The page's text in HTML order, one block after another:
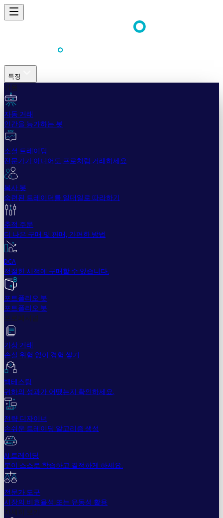
특징
쉬움
자동 거래
인간을 능가하는 봇
소셜 트레이딩
전문가가 아니어도 프로처럼 거래하세요
복사 봇
숙련된 트레이더를 일대일로 따라하기
추적 주문
더 나은 구매 및 판매, 간편한 방법
DCA
적절한 시점에 구매할 수 있습니다.
포트폴리오 봇
포트폴리오 봇
프로페셔널
가상 거래
손실 위험 없이 경험 쌓기
백테스팅
귀하의 성과가 어땠는지 확인하세요.
전략 디자이너
손쉬운 트레이딩 알고리즘 생성
AI 트레이딩
봇이 스스로 학습하고 결정하게 하세요.
전문가 도구
시장의 비효율성 또는 유동성 활용
자세히 보기